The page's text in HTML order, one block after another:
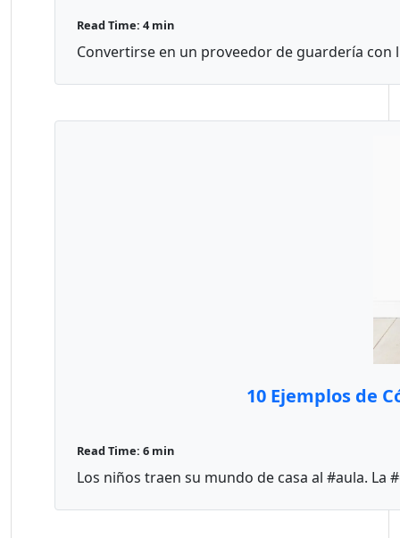
Read Time: 4 min
Convertirse en un proveedor de guardería con
10 Ejemplos de
Read Time: 6 min
Los niños traen su mundo de casa al #aula.